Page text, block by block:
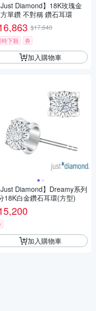
Just Diamond】18K玫瑰金
單鑽 不對稱 鑽石耳環
$17,640
時下殺
券
加入購物車
Just Diamond】Dreamy系列
18K白金鑽石耳環(方型)
加入購物車